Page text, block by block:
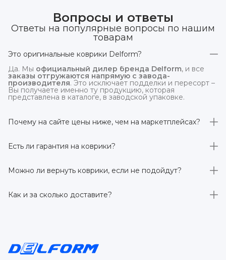
Вопросы и ответы
Ответы на популярные вопросы по нашим
товарам
Это оригинальные коврики Delform?
Да. Мы официальный дилер бренда Delform, и все
заказы отгружаются напрямую с завода-
производителя. Это исключает подделки и пересорт –
Вы получаете именно ту продукцию, которая
представлена в каталоге, в заводской упаковке.
Почему на сайте цены ниже, чем на маркетплейсах?
отгрузка идётнапрямую со склада производителя
без посредников.
Есть ли гарантия на коврики?
производителя 3 года. Если в течение этого срока
обнаружится производственный дефект – заменим
Можно ли вернуть коврики, если не подойдут?
заказанного дистанционно,без объяснения причин –
при условии сохранения товарного вида. Если коврик не
Как и за сколько доставите?